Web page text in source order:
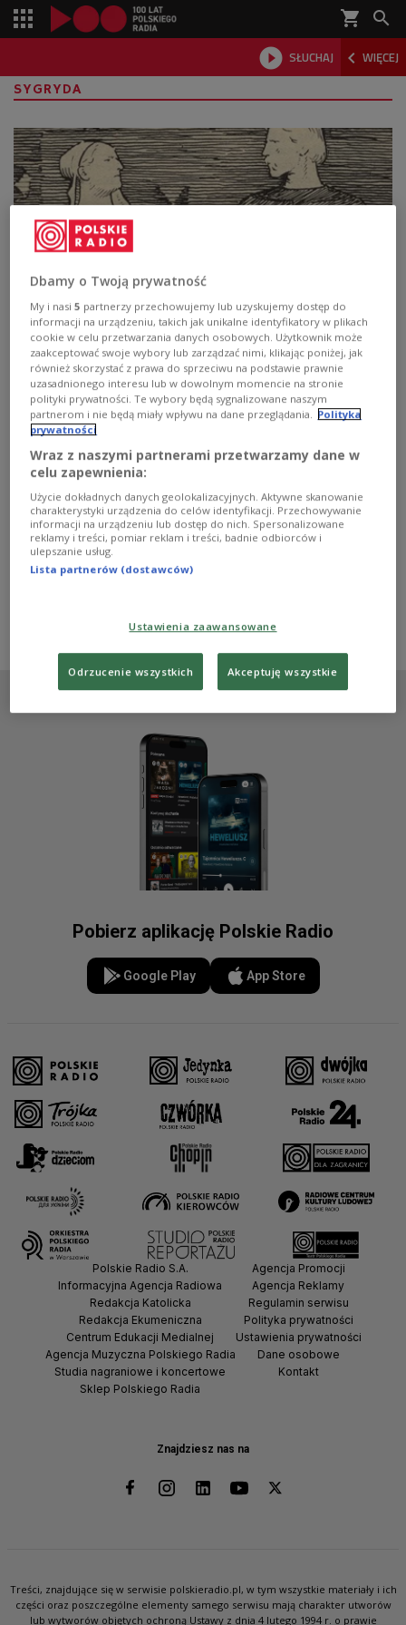
shopping_cart 
 SŁUCHAJ  WIĘCEJ

SYGRYDA
Sygryda Storrada. Polska królowa Anglii,
Szwecji, Danii i Norwegii. Córka Mieszka I i
matka „cesarza Północy"
Przyszła na świat jako Świętosława Piastówna. Była
córką pierwszego historycznego władcy Polski i rodzoną
siostrą Bolesława Chrobrego, a jej syn zbudował
imperium obejmujące Anglię, Danię, Szwecję i Norwegię.
Mimo to w rodzimej historiografii pozostaje postacią
niemal anonimową. Kim naprawdę była Sygryda
Storrada. I jak to możliwe, że piastowska księżniczka
wywarła ogromny wpływ na bieg historii Skandynawii?
Postać Sygrydy Storrady przybliży dr Tomasz Borowski
– historyk, archeolog, mediewista i pracownik Muzeum
historia Polski historia Europy
Pobierz aplikację Polskie Radio
Google Play App Store
Znajdziesz nas na
Polskie Radio S.A.
Informacyjna Agencja Radiowa
Redakcja Katolicka
Redakcja Ekumeniczna
Centrum Edukacji Medialnej
Agencja Muzyczna Polskiego Radia
Studia nagraniowe i koncertowe
Sklep Polskiego Radia
Agencja Promocji
Agencja Reklamy
Regulamin serwisu
Polityka prywatności
Ustawienia prywatności
Dane osobowe
Kontakt
Treści, znajdujące się w serwisie polskieradio.pl, w tym wszystkie materiały i ich
części oraz poszczególne elementy samego serwisu mają charakter utworów
lub wytworów objętych ochroną Ustawy z dnia 4 lutego 1994 r. o prawie
Dbamy o Twoją prywatność
My i nasi5 partnerzy przechowujemy lub uzyskujemy dostęp do
informacji na urządzeniu, takich jak unikalne identyfikatory w plikach
cookie w celu przetwarzania danych osobowych. Użytkownik może
zaakceptować swoje wybory lub zarządzać nimi, klikając poniżej, jak
również skorzystać z prawa do sprzeciwu na podstawie prawnie
uzasadnionego interesu lub w dowolnym momencie na stronie
polityki prywatności. Te wybory będą sygnalizowane naszym
partnerom i nie będą miały wpływu na dane przeglądania.
Polityka
prywatności
Wraz z naszymi partnerami przetwarzamy dane w
celu zapewnienia:
Użycie dokładnych danych geolokalizacyjnych. Aktywne skanowanie
charakterystyki urządzenia do celów identyfikacji. Przechowywanie
informacji na urządzeniu lub dostęp do nich. Spersonalizowane
reklamy i treści, pomiar reklam i treści, badnie odbiorców i
ulepszanie usług.
Lista partnerów (dostawców)
Ustawienia zaawansowane
Odrzucenie wszystkich Akceptuję wszystkie